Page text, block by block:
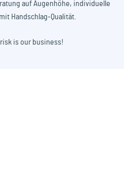
auf Augenhöhe, individuelle
Handschlag-Qualität.
risk is our business!